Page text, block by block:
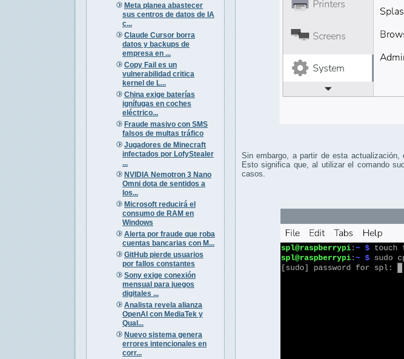
Meta planea abastecer
sus centros de datos de IA
c...
Claude Cursor borra
datos y backups de
empresa en ...
Copy Fail es un
vulnerabilidad critica
kernel de L...
China exige baterías
ignífugas en coches
eléctrico...
Fraude masivo con SMS
falsos de multas tráfico
Jugadores de Minecraft
infectados por LofyStealer
...
NVIDIA Nemotron 3 Nano
Omni dota de sentidos a
los...
Microsoft reducirá el
consumo de RAM en
Windows
Alerta por fraude que roba
cuentas bancarias con M...
GitHub pierde usuarios
por fallos constantes
Sony exige conexión
mensual para juegos
digitales ...
Analista revela alianza
OpenAI con MediaTek y
Qual...
Nuevo sistema genera
errores intencionales en
corr...
Sin embargo, a partir de esta actualización,
Esto significa que, al utilizar el comando
casos.